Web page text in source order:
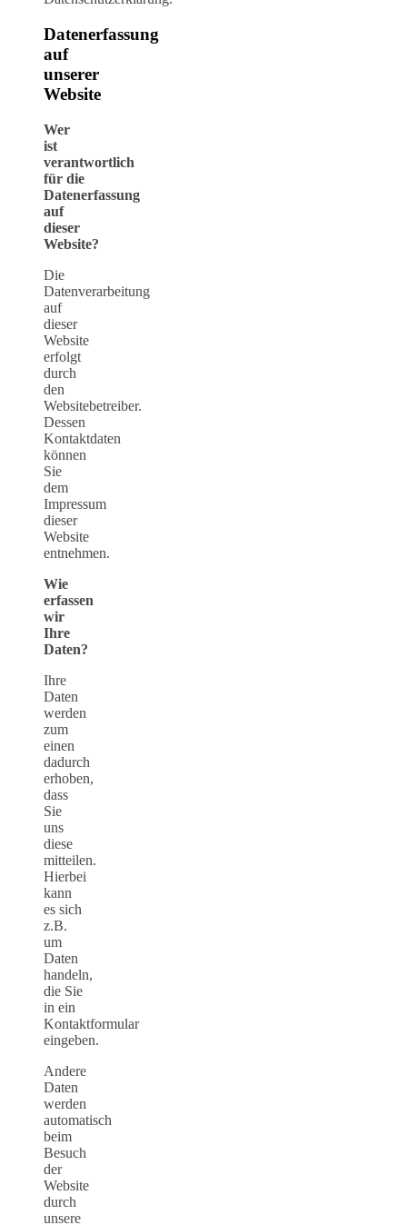
Datenerfassung
auf
unserer
Website
Wer
ist
verantwortlich
für die
Datenerfassung
auf
dieser
Website?
Die
Datenverarbeitung
auf
dieser
Website
erfolgt
durch
den
Websitebetreiber.
Dessen
Kontaktdaten
können
Sie
dem
Impressum
dieser
Website
entnehmen.
Wie
erfassen
wir
Ihre
Daten?
Ihre
Daten
werden
zum
einen
dadurch
erhoben,
dass
Sie
uns
diese
mitteilen.
Hierbei
kann
es sich
z.B.
um
Daten
handeln,
die Sie
in ein
Kontaktformular
eingeben.
Andere
Daten
werden
automatisch
beim
Besuch
der
Website
durch
unsere